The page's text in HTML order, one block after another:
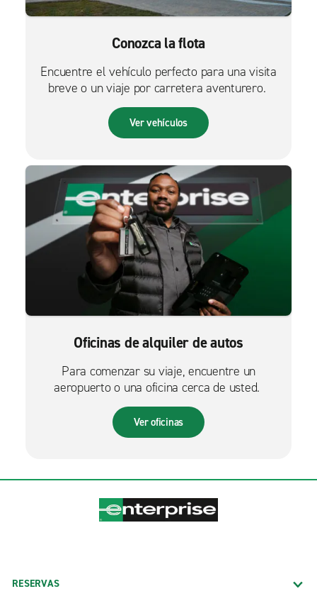
Conozca la flota
Encuentre el vehículo perfecto para una visita
breve o un viaje por carretera aventurero.
Ver vehículos
Oficinas de alquiler de autos
Para comenzar su viaje, encuentre un
aeropuerto o una oficina cerca de usted.
Ver oficinas
RESERVAS